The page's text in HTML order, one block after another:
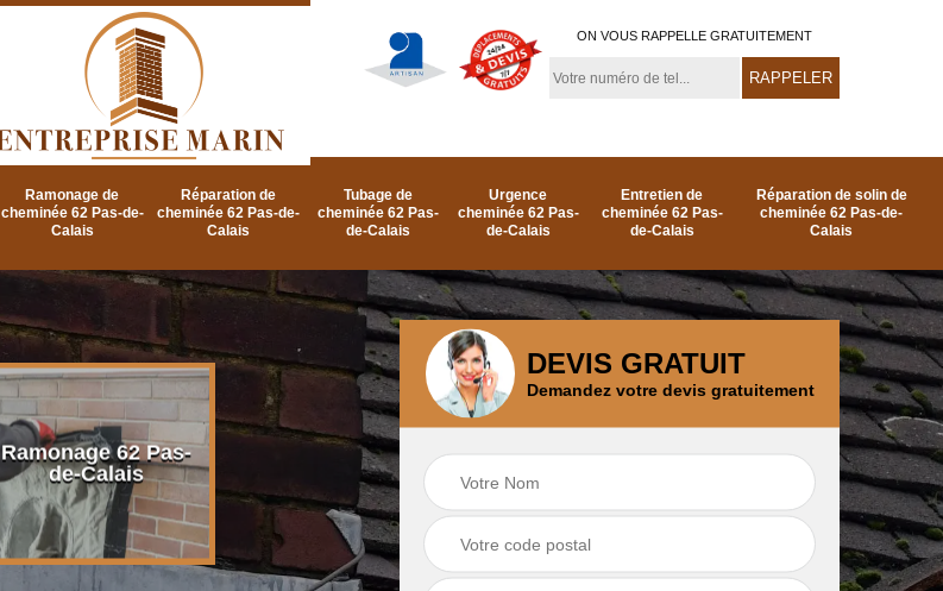
ON VOUS RAPPELLE GRATUITEMENT
Ramonage de
cheminée 62 Pas-de-
Calais
Réparation de
cheminée 62 Pas-de-
Calais
Tubage de
cheminée 62 Pas-
de-Calais
Urgence
cheminée 62 Pas-
de-Calais
Entretien de
cheminée 62 Pas-
de-Calais
Réparation de solin de
cheminée 62 Pas-de-
Calais
Ramonage 62 Pas-
de-Calais
Ramonage de
cheminée 62 Pas-
de-Calais
62 Pas-de-Calais
Réparation de
cheminée 62 Pas-
de-Calais
DEVIS GRATUIT
Demandez votre devis gratuitement